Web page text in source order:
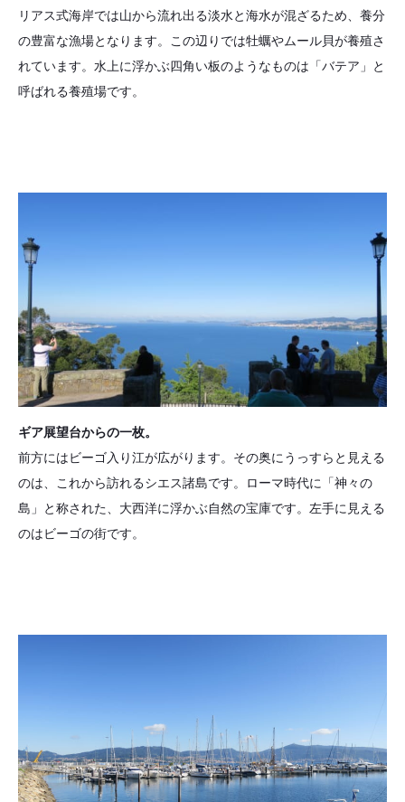
リアス式海岸では山から流れ出る淡水と海水が混ざるため、養分
の豊富な漁場となります。この辺りでは牡蠣やムール貝が養殖さ
れています。水上に浮かぶ四角い板のようなものは「バテア」と
呼ばれる養殖場です。
ギア展望台からの一枚。
前方にはビーゴ入り江が広がります。その奥にうっすらと見える
のは、これから訪れるシエス諸島です。ローマ時代に「神々の
島」と称された、大西洋に浮かぶ自然の宝庫です。左手に見える
のはビーゴの街です。